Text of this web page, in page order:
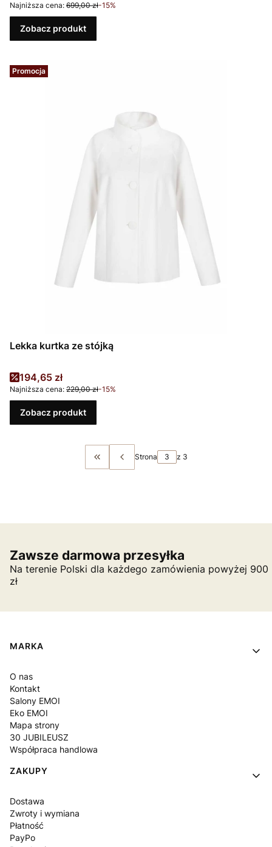
Najniższa cena: 699,00 zł-15%
Zobacz produkt
Promocja
Lekka kurtka ze stójką
Cena promocyjna
194,65 zł
Najniższa cena: 229,00 zł-15%
Zobacz produkt
Wróć do pierwszej strony z produktami
Strona z 3
Zawsze darmowa przesyłka
Na terenie Polski dla każdego zamówienia powyżej 900
zł
Linki w stopce
MARKA
O nas
Kontakt
Salony EMOI
Eko EMOI
Mapa strony
30 JUBILEUSZ
Współpraca handlowa
ZAKUPY
Dostawa
Zwroty i wymiana
Płatność
PayPo